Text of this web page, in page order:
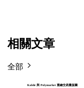
相關文章
全部
Kalshi 與 Polymarket 重繪交易量版圖